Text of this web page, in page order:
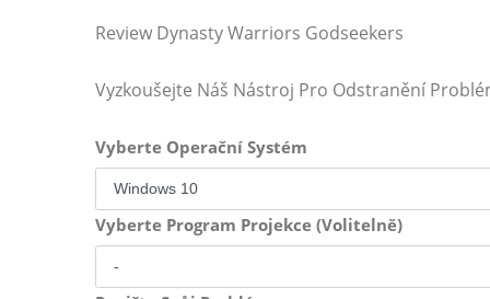
Review Dynasty Warriors Godseekers
Vyzkoušejte Náš Nástroj Pro Odstranění
Vyberte Operační Systém
Vyberte Program Projekce (Volitelně)